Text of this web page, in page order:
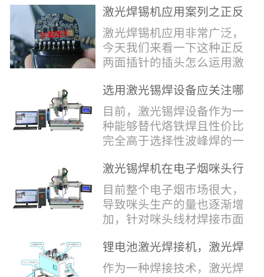
整机调试、性能检测到成品
领域十余载，没有华丽的措
辞，只有最朴实的工艺呈
现，为客户解决实实在在的
落地生产难题。决定电池安
全的“微米关卡”随着新能源
汽车与储能市场爆发式增
堂，共同回顾了过去一年的
奋斗与辉煌，分享了成功的
喜悦，并对新的一年充满了
无限憧憬。回望过去，铭记
经理尹建中先生发表了振奋
人心的讲话。他首先对全体
员工在过去一年中的辛勤付
出和卓越贡献表示了最衷心
的感谢，并全面回顾了公司
在过去一年里取得的各项成
激光焊锡机应用案列之正反
两面插针焊接
激光焊锡机应用非常广泛，
今天我们来看一下这种正反
两面插针的插头怎么运用激
反两面都有插针的插头，其
焊接的方式还是有一定的难
点的，第一回流焊和自动烙
铁焊都不合适，因为对面一
会烫伤，在加上有干涉，烙
铁头不方便下去，目前在大
多数情况只能采用人工焊
接，目前人工成本贵，流动
性大，焊接的品质也难保
证。 但采用激光...
选用激光锡焊设备应关注哪
些方面
目前，激光锡焊设备作为一
种能够替代烙铁焊且性价比
完全高于选择性波峰焊的一
来越多的企业关注与使用，
那么在选择激光锡焊设备方
面应该关注哪几点哪？
其一，激光锡焊接设备上
动力核心部件，激光器肯定
是锡焊接设备最至关重要的
一环。目前作为激光锡焊接
激光锡焊机在电子烟咪头行
业的应用
目前整个电子烟市场很大，
导致咪头生产的量也逐渐增
加，针对咪头线材焊接市面
统烙铁焊接，优势价格便
宜，咪头焊接自动化生产线
锂电池激光焊接机，激光焊
锡机厂家如何选？
作为一种焊接技术，激光焊